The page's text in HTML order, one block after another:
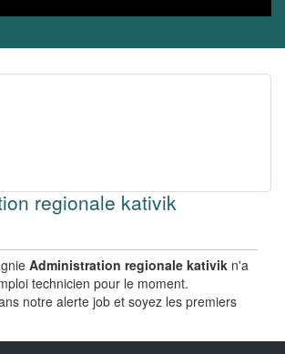
regionale kativik
Administration regionale kativik n'a
technicien pour le moment.
notre alerte job et soyez les premiers